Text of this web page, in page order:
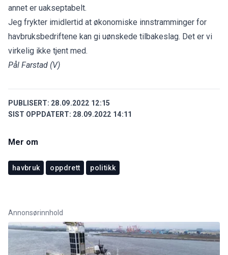
annet er uakseptabelt.
Jeg frykter imidlertid at økonomiske innstramminger for
havbruksbedriftene kan gi uønskede tilbakeslag. Det er vi
virkelig ikke tjent med.
Pål Farstad (V)
PUBLISERT: 28.09.2022 12:15
SIST OPPDATERT: 28.09.2022 14:11
Mer om
havbruk oppdrett politikk
Annonsørinnhold